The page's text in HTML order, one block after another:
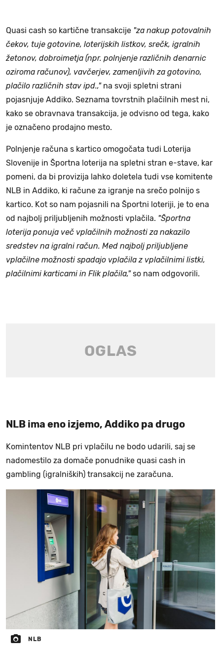
Quasi cash so kartične transakcije "za nakup potovalnih
čekov, tuje gotovine, loterijskih listkov, srečk, igralnih
žetonov, dobroimetja (npr. polnjenje različnih denarnic
oziroma računov), vavčerjev, zamenljivih za gotovino,
plačilo različnih stav ipd.," na svoji spletni strani
pojasnjuje Addiko. Seznama tovrstnih plačilnih mest ni,
kako se obravnava transakcija, je odvisno od tega, kako
je označeno prodajno mesto.
Polnjenje računa s kartico omogočata tudi Loterija
Slovenije in Športna loterija na spletni stran e-stave, kar
pomeni, da bi provizija lahko doletela tudi vse komitente
NLB in Addiko, ki račune za igranje na srečo polnijo s
kartico. Kot so nam pojasnili na Športni loteriji, je to ena
od najbolj priljubljenih možnosti vplačila. "Športna
loterija ponuja več vplačilnih možnosti za nakazilo
sredstev na igralni račun. Med najbolj priljubljene
vplačilne možnosti spadajo vplačila z vplačilnimi listki,
plačilnimi karticami in Flik plačila,"so nam odgovorili.
NLB ima eno izjemo, Addiko pa drugo
Komintentov NLB pri vplačilu ne bodo udarili, saj se
nadomestilo za domače ponudnike quasi cash in
gambling (igralniških) transakcij ne zaračuna.
NLB